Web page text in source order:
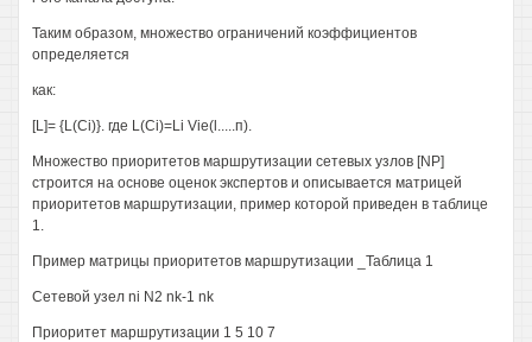
Таким образом, множество ограничений коэффициентов
определяется
как:
[L]= {L(Ci)}. где L(Ci)=Li Vie(l.....п).
Множество приоритетов маршрутизации сетевых узлов [NP]
строится на основе оценок экспертов и описывается матрицей
приоритетов маршрутизации, пример которой приведен в таблице
1.
Пример матрицы приоритетов маршрутизации _Таблица 1
Сетевой узел ni N2 nk-1 nk
Приоритет маршрутизации 1 5 10 7